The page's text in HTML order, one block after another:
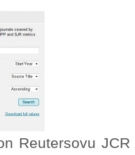
Reutersovu